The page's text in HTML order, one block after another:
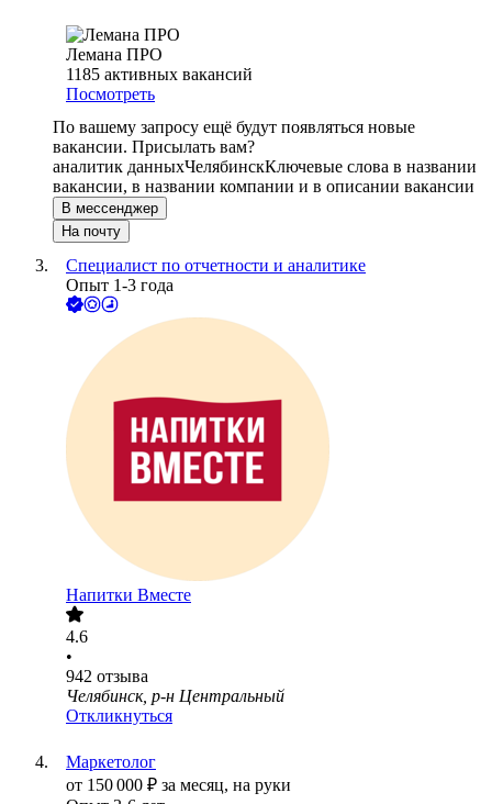
Лемана ПРО
1185 активных вакансий
Посмотреть
По вашему запросу ещё будут появляться новые
вакансии. Присылать вам?
аналитик данныхЧелябинскКлючевые слова в названии
вакансии, в названии компании и в описании вакансии
В мессенджер
На почту
Специалист по отчетности и аналитике
Опыт 1-3 года
Напитки Вместе
4.6
•
942 отзыва
Челябинск, р-н Центральный
Откликнуться
Маркетолог
от 150 000 ₽ за месяц, на руки